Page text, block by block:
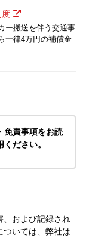
度
ー搬送を伴う交通事
一律4万円の補償金
免責事項をお読
ださい。
、および記録され
ついては、弊社は